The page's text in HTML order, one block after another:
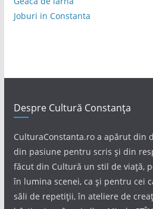
Joburi in Constanta
Despre Cultură Constanța
CulturaConstanta.ro a apărut din
din pasiune pentru scris și din
făcut din Cultură un stil de viață,
în lumina scenei, ca și pentru cei
săli de repetiții, în ateliere de